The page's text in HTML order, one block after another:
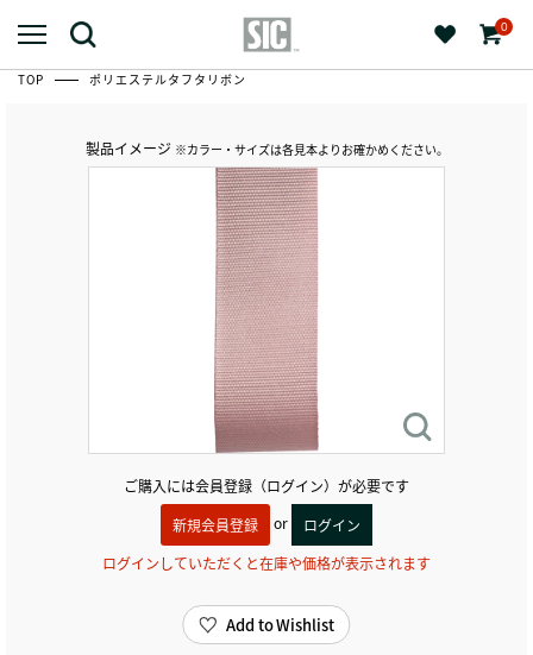
0
TOP ポリエステルタフタリボン
製品イメージ ※カラー・サイズは各見本よりお確かめください。
ご購入には会員登録（ログイン）が必要です
新規会員登録
or
ログイン
ログインしていただくと在庫や価格が表示されます
Add to Wishlist